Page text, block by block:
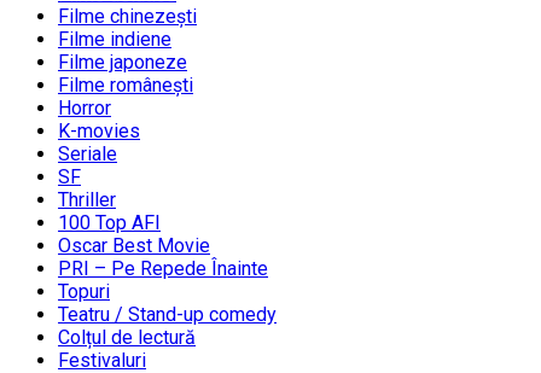
Filme chinezești
Filme indiene
Filme japoneze
Filme românești
Horror
K-movies
Seriale
SF
Thriller
100 Top AFI
Oscar Best Movie
PRI – Pe Repede Înainte
Topuri
Teatru / Stand-up comedy
Colțul de lectură
Festivaluri